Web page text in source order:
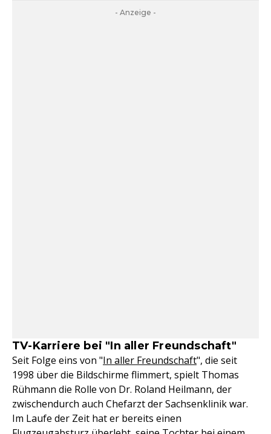
- Anzeige -
TV-Karriere bei "In aller Freundschaft"
Seit Folge eins von "In aller Freundschaft", die seit
1998 über die Bildschirme flimmert, spielt Thomas
Rühmann die Rolle von Dr. Roland Heilmann, der
zwischendurch auch Chefarzt der Sachsenklinik war.
Im Laufe der Zeit hat er bereits einen